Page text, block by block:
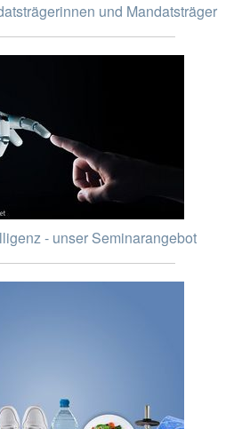
und Mandatsträger
- unser Seminarangebot